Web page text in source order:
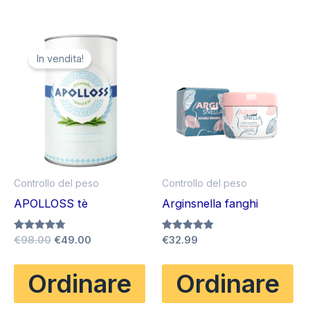
In vendita!
Controllo del peso
APOLLOSS tè
Valutato
€98.00 Il
originale
era:
€98.00.
€49.00
attuale
è:
€49.00.
Ordinare
Controllo del peso
Arginsnella fanghi
Valutato
€32.99
Ordinare